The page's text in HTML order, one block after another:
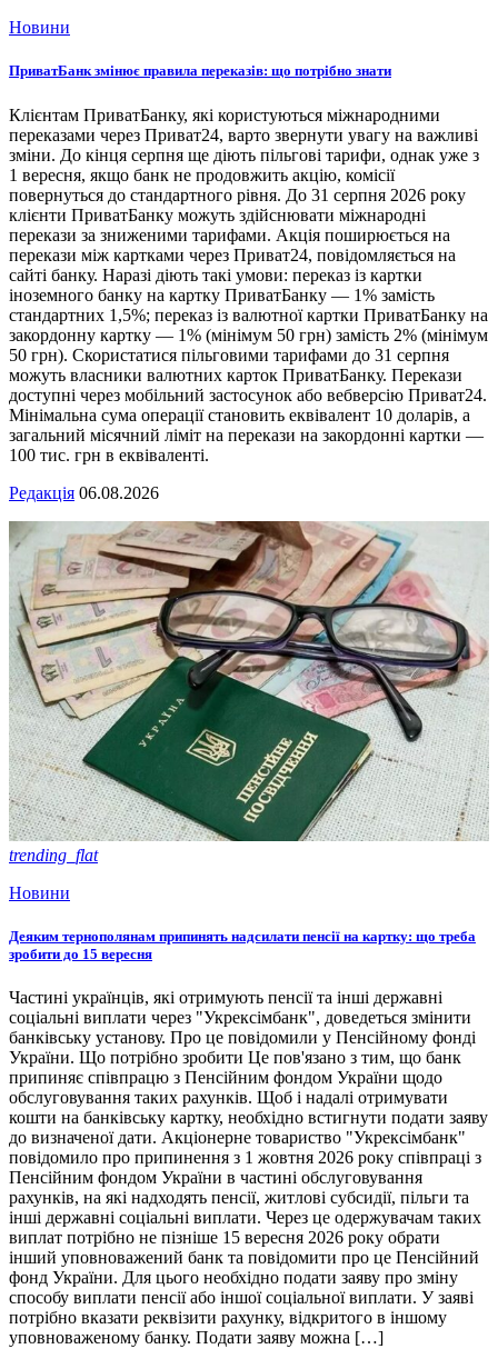
Новини
ПриватБанк змінює правила переказів: що потрібно знати
Клієнтам ПриватБанку, які користуються міжнародними
переказами через Приват24, варто звернути увагу на важливі
зміни. До кінця серпня ще діють пільгові тарифи, однак уже з
1 вересня, якщо банк не продовжить акцію, комісії
повернуться до стандартного рівня. До 31 серпня 2026 року
клієнти ПриватБанку можуть здійснювати міжнародні
перекази за зниженими тарифами. Акція поширюється на
перекази між картками через Приват24, повідомляється на
сайті банку. Наразі діють такі умови: переказ із картки
іноземного банку на картку ПриватБанку — 1% замість
стандартних 1,5%; переказ із валютної картки ПриватБанку на
закордонну картку — 1% (мінімум 50 грн) замість 2% (мінімум
50 грн). Скористатися пільговими тарифами до 31 серпня
можуть власники валютних карток ПриватБанку. Перекази
доступні через мобільний застосунок або вебверсію Приват24.
Мінімальна сума операції становить еквівалент 10 доларів, а
загальний місячний ліміт на перекази на закордонні картки —
100 тис. грн в еквіваленті.
Редакція 06.08.2026
trending_flat
Новини
Деяким тернополянам припинять надсилати пенсії на картку: що треба
зробити до 15 вересня
Частині українців, які отримують пенсії та інші державні
соціальні виплати через "Укрексімбанк", доведеться змінити
банківську установу. Про це повідомили у Пенсійному фонді
України. Що потрібно зробити Це пов'язано з тим, що банк
припиняє співпрацю з Пенсійним фондом України щодо
обслуговування таких рахунків. Щоб і надалі отримувати
кошти на банківську картку, необхідно встигнути подати заяву
до визначеної дати. Акціонерне товариство "Укрексімбанк"
повідомило про припинення з 1 жовтня 2026 року співпраці з
Пенсійним фондом України в частині обслуговування
рахунків, на які надходять пенсії, житлові субсидії, пільги та
інші державні соціальні виплати. Через це одержувачам таких
виплат потрібно не пізніше 15 вересня 2026 року обрати
інший уповноважений банк та повідомити про це Пенсійний
фонд України. Для цього необхідно подати заяву про зміну
способу виплати пенсії або іншої соціальної виплати. У заяві
потрібно вказати реквізити рахунку, відкритого в іншому
уповноваженому банку. Подати заяву можна […]